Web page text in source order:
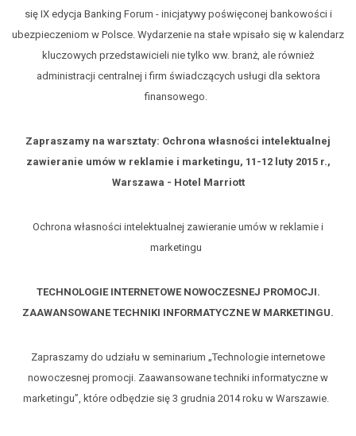
się IX edycja Banking Forum - inicjatywy poświęconej bankowości i
ubezpieczeniom w Polsce. Wydarzenie na stałe wpisało się w kalendarz
kluczowych przedstawicieli nie tylko ww. branż, ale również
administracji centralnej i firm świadczących usługi dla sektora
finansowego.
Zapraszamy na warsztaty: Ochrona własności intelektualnej
zawieranie umów w reklamie i marketingu, 11-12 luty 2015 r.,
Warszawa - Hotel Marriott
Ochrona własności intelektualnej zawieranie umów w reklamie i
marketingu
TECHNOLOGIE INTERNETOWE NOWOCZESNEJ PROMOCJI.
ZAAWANSOWANE TECHNIKI INFORMATYCZNE W MARKETINGU.
Zapraszamy do udziału w seminarium „Technologie internetowe
nowoczesnej promocji. Zaawansowane techniki informatyczne w
marketingu”, które odbędzie się 3 grudnia 2014 roku w Warszawie.